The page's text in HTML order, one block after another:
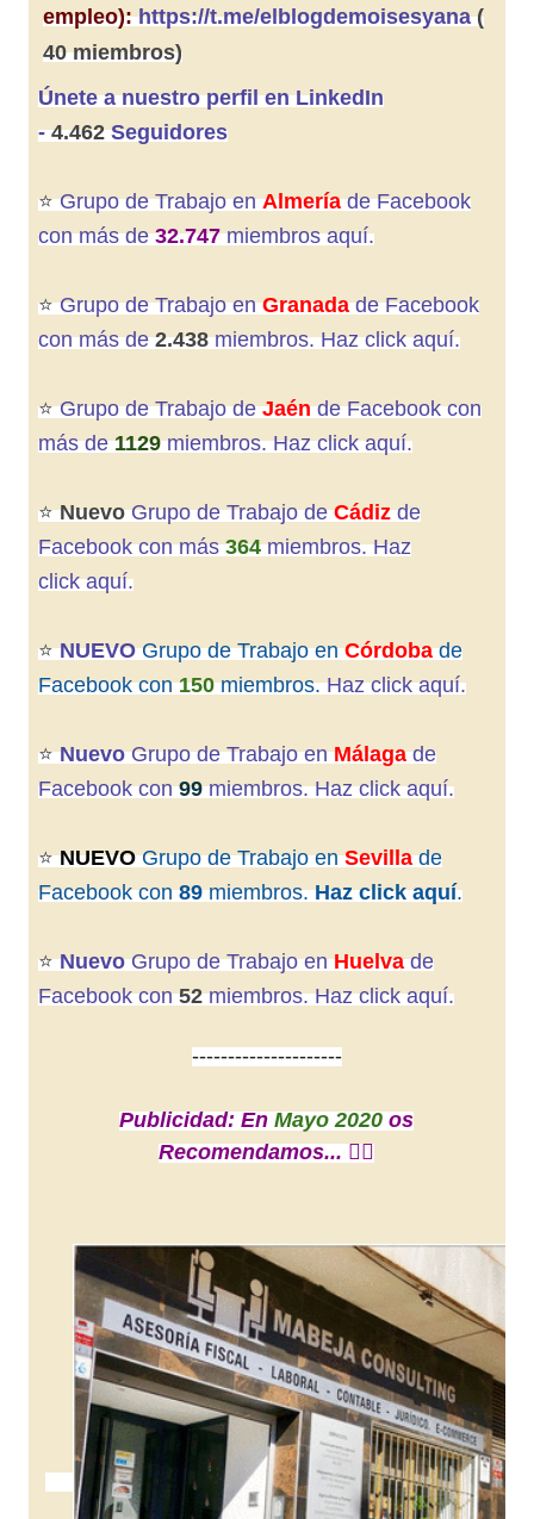
empleo): https://t.me/elblogdemoisesyana(
40 miembros)
Únete a nuestro perfil en LinkedIn
-4.462Seguidores
⭐️Grupo de Trabajo enAlmeríade Facebook
con más de32.747miembros aquí.
⭐️Grupo de Trabajo enGranada de Facebook
con más de2.438 miembros. Haz click aquí.
⭐️Grupo de Trabajo deJaén de Facebook con
más de1129miembros. Haz click aquí.
⭐️Nuevo Grupo de Trabajo deCádiz de
Facebook con más364miembros. Haz
click aquí.
⭐️NUEVO Grupo de Trabajo enCórdobade
Facebook con150miembros.Haz click aquí.
⭐️ NuevoGrupo de Trabajo enMálagade
Facebook con99miembros. Haz click aquí.
⭐️NUEVO Grupo de Trabajo enSevillade
Facebook con89miembros.Haz click aquí.
⭐️ NuevoGrupo de Trabajo enHuelvade
Facebook con52miembros. Haz click aquí.
---------------------
Publicidad: EnMayo 2020 os
Recomendamos... 👇🏼